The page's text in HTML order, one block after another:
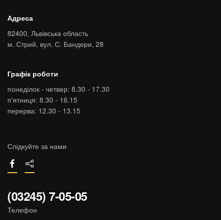
Адреса
82400, Львівська область
м. Стрий, вул. С. Бандери, 28
Графік роботи
понеділок - четвер: 8.30 - 17.30
п'ятниця: 8.30 - 16.15
перерва: 12.30 - 13.15
Слідкуйте за нами
(03245) 7-05-05
Телефон